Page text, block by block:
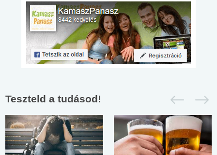
Teszteld a tudásod!